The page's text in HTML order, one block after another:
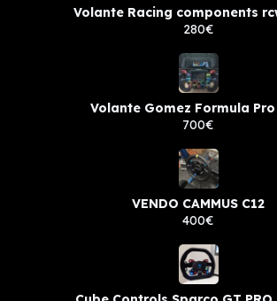
Volante Racing components
280€
Volante Gomez Formula
700€
VENDO CAMMUS C12
400€